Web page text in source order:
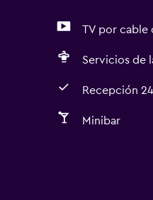
TV por cable
Servicios de
Recepción
Minibar